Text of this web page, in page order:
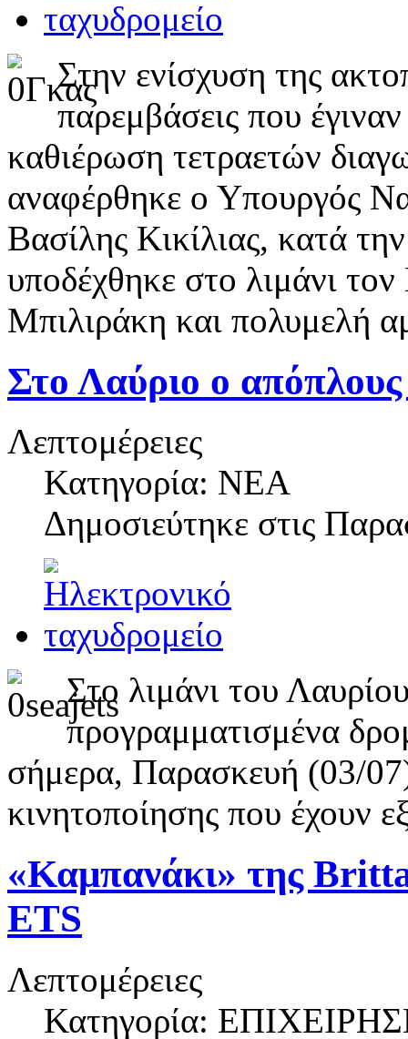
Στην ενίσχυση της
παρεμβάσεις που
καθιέρωση τετραετών
αναφέρθηκε ο Υπουργός
Βασίλης Κικίλιας, κατά
υποδέχθηκε στο λιμάνι
Μπιλιράκη και πολυμελή
Στο Λαύριο ο
Λεπτομέρειες
Κατηγορία: ΝΕΑ
Δημοσιεύτηκε στις
Στο λιμάνι του
προγραμματισμένα
σήμερα, Παρασκευή (03/
κινητοποίησης που έχουν
«Καμπανάκι» της
ETS
Λεπτομέρειες
Κατηγορία: